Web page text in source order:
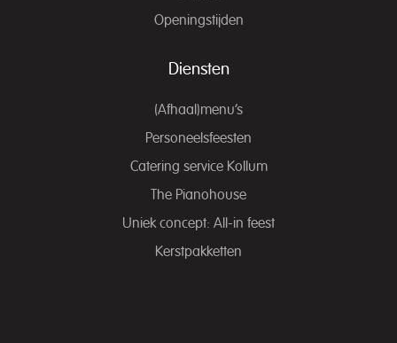
Openingstijden
Diensten
(Afhaal)menu’s
Personeelsfeesten
Catering service Kollum
The Pianohouse
Uniek concept: All-in feest
Kerstpakketten